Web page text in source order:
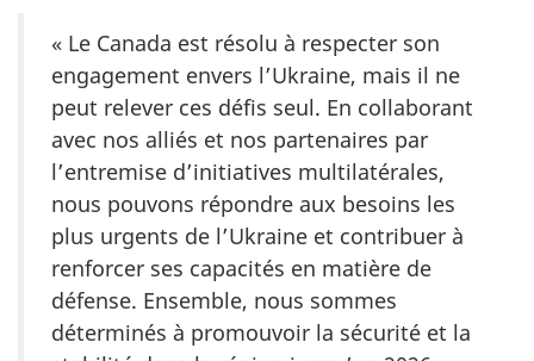
« Le Canada est résolu à respecter son
engagement envers l’Ukraine, mais il ne
peut relever ces défis seul. En collaborant
avec nos alliés et nos partenaires par
l’entremise d’initiatives multilatérales,
nous pouvons répondre aux besoins les
plus urgents de l’Ukraine et contribuer à
renforcer ses capacités en matière de
défense. Ensemble, nous sommes
déterminés à promouvoir la sécurité et la